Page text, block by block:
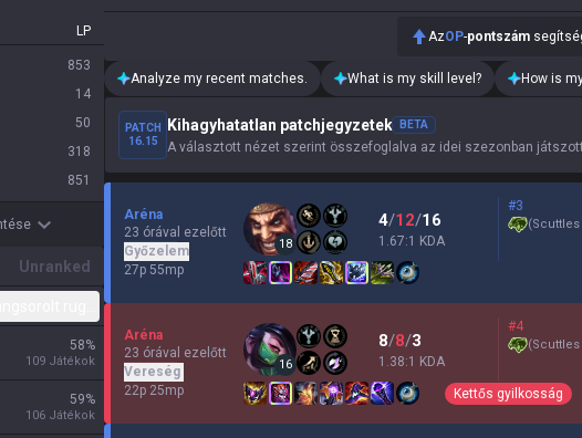
LP
853
14
50
318
851
Unranked
rugalmas
58%
109 Játékok
59%
106 Játékok
AzOP-pontszám
Analyze my recent matches. What is my skill level? How is
PATCH
16.15
Kihagyhatatlan patchjegyzetek BETA
A választott nézet szerint összefoglalva az idei szezonban
Aréna
23 órával ezelőtt
Győzelem
27p 55mp
18
4/12/16
1.67:1 KDA
#3
(Scuttles
Aréna
23 órával ezelőtt
Vereség
22p 25mp
16
8/8/3
1.38:1 KDA
#4
(Scuttles
Kettős gyilkosság